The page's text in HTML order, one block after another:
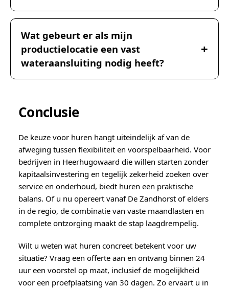
Wat gebeurt er als mijn
productielocatie een vast
wateraansluiting nodig heeft?
Conclusie
De keuze voor huren hangt uiteindelijk af van de
afweging tussen flexibiliteit en voorspelbaarheid. Voor
bedrijven in Heerhugowaard die willen starten zonder
kapitaalsinvestering en tegelijk zekerheid zoeken over
service en onderhoud, biedt huren een praktische
balans. Of u nu opereert vanaf De Zandhorst of elders
in de regio, de combinatie van vaste maandlasten en
complete ontzorging maakt de stap laagdrempelig.
Wilt u weten wat huren concreet betekent voor uw
situatie? Vraag een offerte aan en ontvang binnen 24
uur een voorstel op maat, inclusief de mogelijkheid
voor een proefplaatsing van 30 dagen. Zo ervaart u in